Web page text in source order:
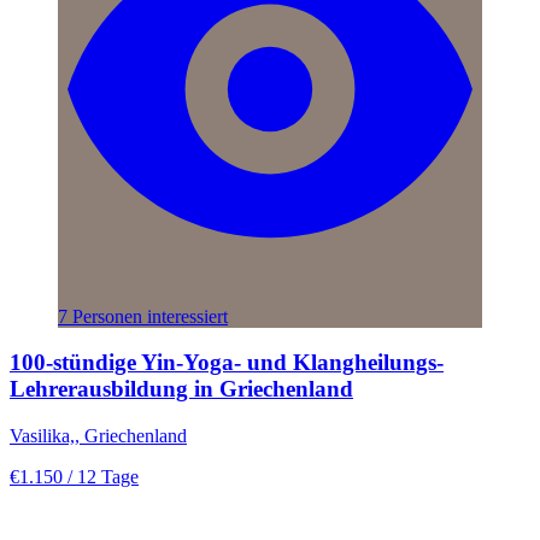
7 Personen interessiert
100-stündige Yin-Yoga- und Klangheilungs-
Lehrerausbildung in Griechenland
Vasilika,, Griechenland
€1.150 / 12 Tage